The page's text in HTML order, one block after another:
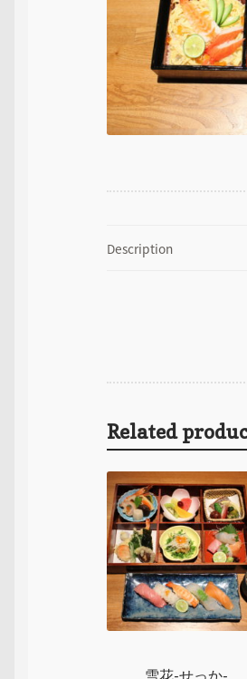
Description
Related
雪花-せっか-